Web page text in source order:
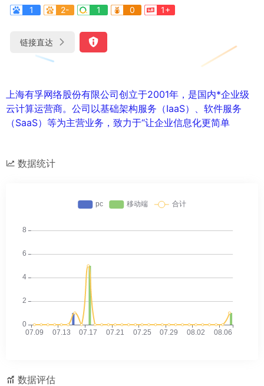
1
2- 1 0 1+
链接直达
上海有孚网络股份有限公司创立于2001年，是国内*企业级
云计算运营商。公司以基础架构服务（IaaS）、软件服务
（SaaS）等为主营业务，致力于“让企业信息化更简单
数据统计
数据评估